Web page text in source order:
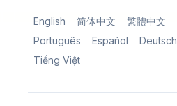
English 简体中文 繁體中文
Português
Español Deutsch
Tiếng Việt